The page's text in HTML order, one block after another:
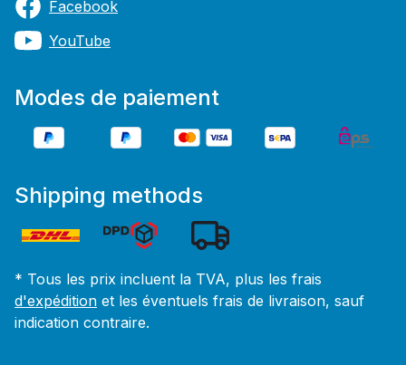
Facebook
YouTube
Modes de paiement
Shipping methods
* Tous les prix incluent la TVA, plus les frais
d'expédition et les éventuels frais de livraison, sauf
indication contraire.